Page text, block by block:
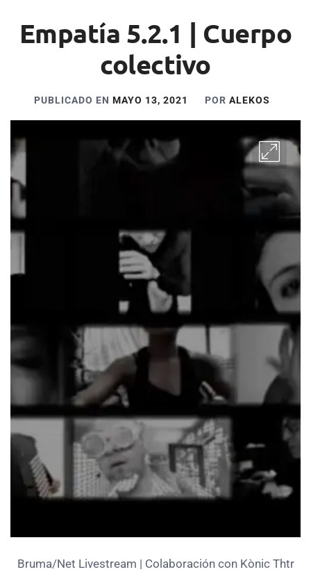
Empatía 5.2.1 | Cuerpo
colectivo
PUBLICADO EN MAYO 13, 2021 POR ALEKOS
Bruma/Net Livestream | Colaboración con Kònic Thtr